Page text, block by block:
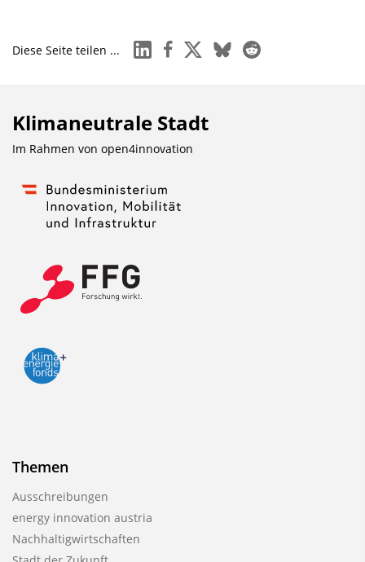
Diese Seite teilen ... linkedinfacebook
x blueskyreddit
Klimaneutrale Stadt
Im Rahmen von open4innovation
Themen
Ausschreibungen
energy innovation austria
Nachhaltigwirtschaften